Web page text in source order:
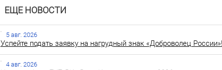
ЕЩЕ НОВОСТИ
5 авг. 2026
Успейте подать заявку на нагрудный знак «Доброволец России»!
4 авг. 2026